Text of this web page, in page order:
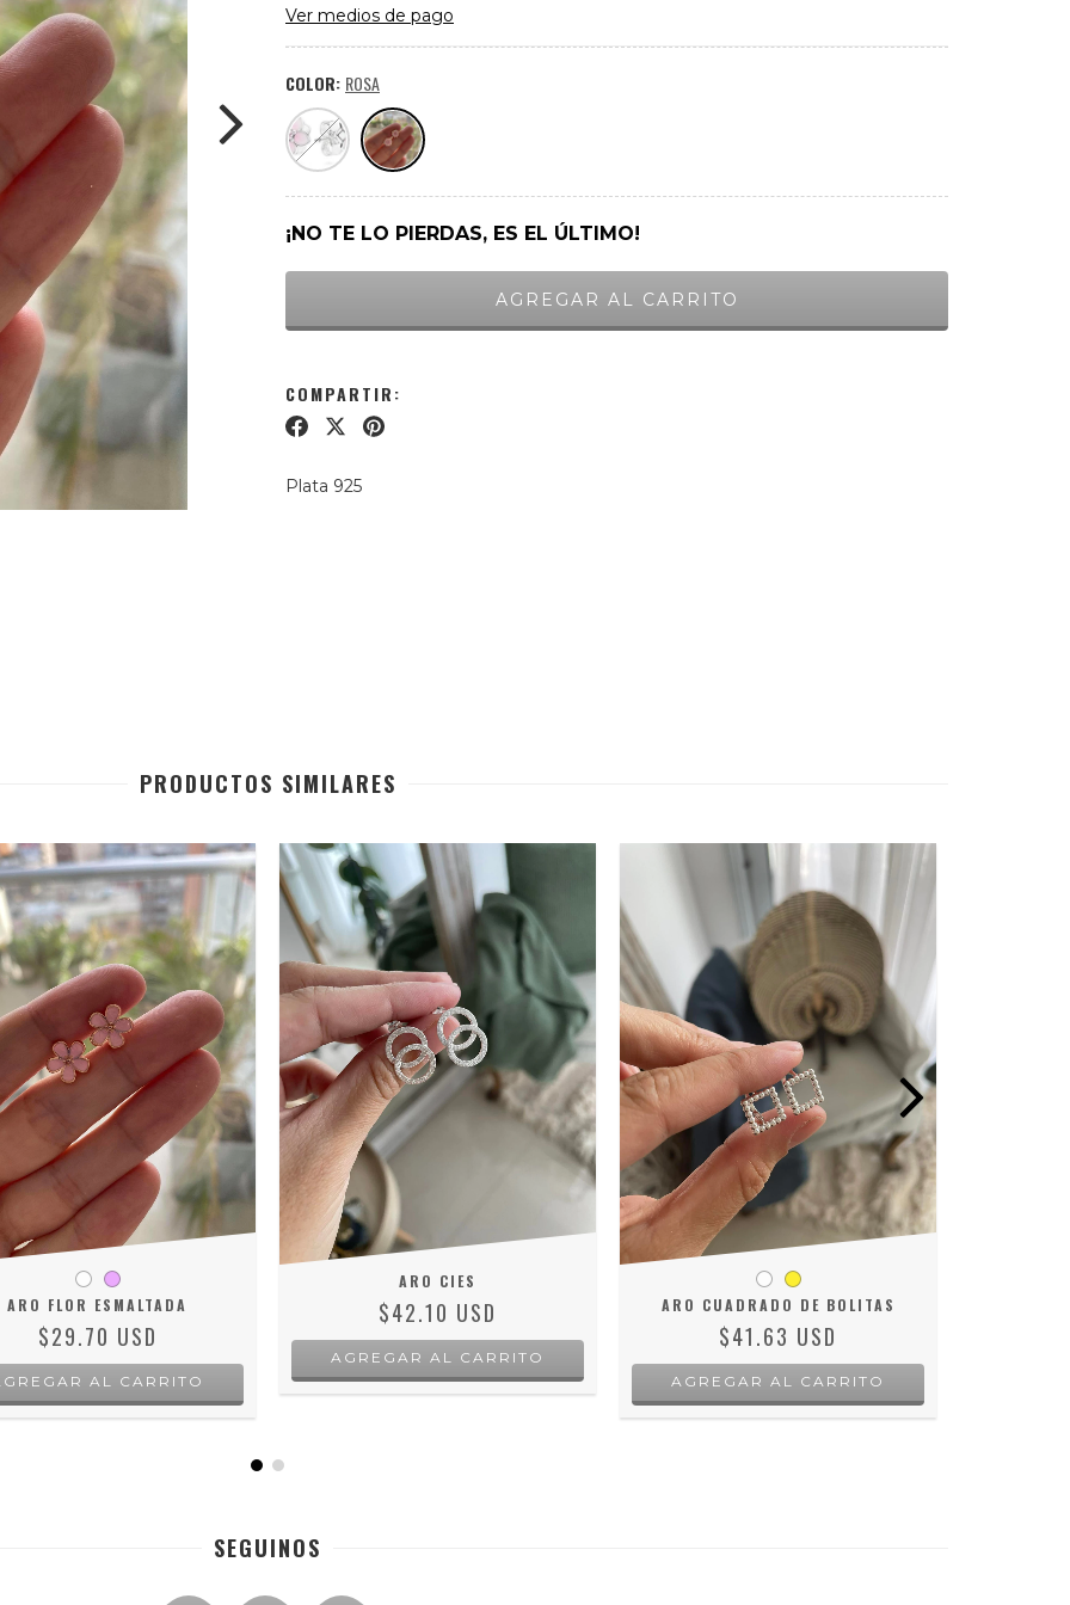
Ver medios de pago
COLOR: ROSA
¡NO TE LO PIERDAS, ES EL ÚLTIMO!
COMPARTIR:
Plata 925
PRODUCTOS SIMILARES
ARO FLOR ESMALTADA
$29.70 USD
AL CARRITO
ARO CIES
$42.10 USD ARO CUADRADO DE BOLITAS
$41.63 USD
AGREGAR AL CARRITO
SEGUINOS